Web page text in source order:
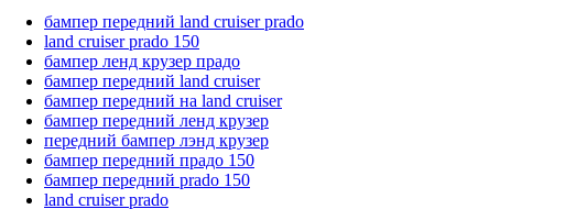
бампер передний land cruiser prado
land cruiser prado 150
бампер ленд крузер прадо
бампер передний land cruiser
бампер передний на land cruiser
бампер передний ленд крузер
передний бампер лэнд крузер
бампер передний прадо 150
бампер передний prado 150
land cruiser prado